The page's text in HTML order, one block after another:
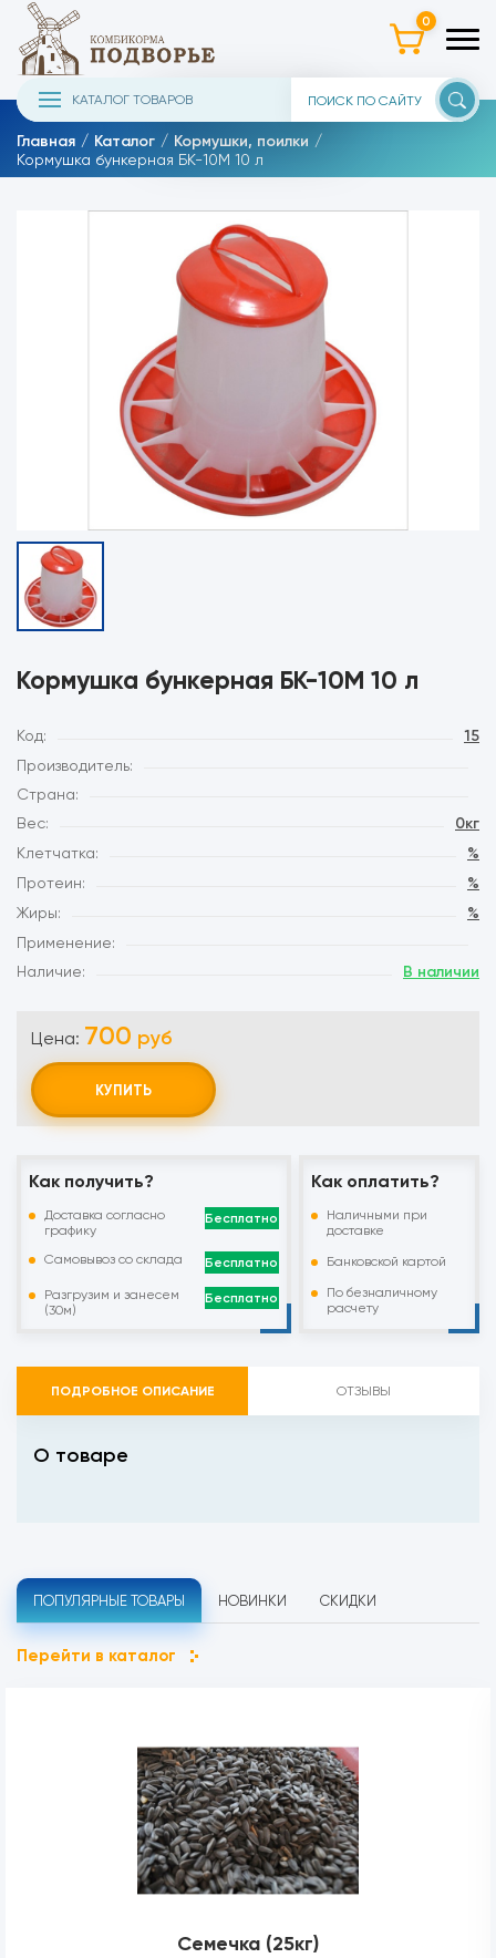
0
КАТАЛОГ ТОВАРОВ
Главная Каталог Кормушки, поилки
Кормушка бункерная БК-10М 10 л
Кормушка бункерная БК-10М 10 л
Код: 15
Производитель:
Страна:
Вес:
0кг
Клетчатка: %
Протеин: %
Жиры: %
Применение:
Наличие:
В наличии
Цена: 700 руб
КУПИТЬ
Как получить?
Доставка согласно
графику
Бесплатно
Самовывоз со склада Бесплатно
Разгрузим и занесем
(30м)
Бесплатно
Как оплатить?
Наличными при
доставке
Банковской картой
По безналичному
расчету
ПОДРОБНОЕ ОПИСАНИЕ ОТЗЫВЫ
О товаре
ПОПУЛЯРНЫЕ ТОВАРЫ НОВИНКИ СКИДКИ
Перейти в каталог
Семечка (25кг)